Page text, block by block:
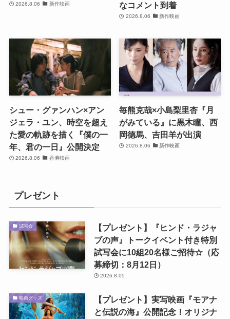
2026.8.06 新作映画
なコメント到着
2026.8.06 新作映画
シュー・グァンハン×アン
ジェラ・ユン、時空を超え
た愛の軌跡を描く『僕の一
年、君の一日』公開決定
2026.8.06 香港映画
毎熊克哉×小島梨里杏『月
がみている』に黒木瞳、西
岡德馬、吉田羊が出演
2026.8.06 新作映画
プレゼント
試写会
【プレゼント】『ヒンド・ラジャ
ブの声』トークイベント付き特別
試写会に10組20名様ご招待☆（応
募締切：8月12日）
2026.8.05
映画グッズ
【プレゼント】実写映画『モアナ
と伝説の海』公開記念！オリジナ